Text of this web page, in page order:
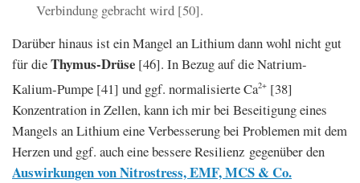
Verbindung gebracht wird [50].
Darüber hinaus ist ein Mangel an Lithium dann wohl nicht gut
für dieThymus-Drüse [46]. In Bezug auf die Natrium-
Kalium-Pumpe [41] und ggf. normalisierte Ca2+ [38]
Konzentration in Zellen, kann ich mir bei Beseitigung eines
Mangels an Lithium eine Verbesserung bei Problemen mit dem
Herzen und ggf. auch einebessere Resilienz gegenüber den
Auswirkungen von Nitrostress, EMF, MCS & Co.